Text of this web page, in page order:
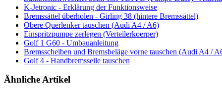
K-Jetronic - Erklärung der Funktionsweise
Bremssättel überholen - Girling 38 (hintere Bremssättel)
Obere Querlenker tauschen (Audi A4 / A6)
Einspritzpumpe zerlegen (Verteilerkoerper)
Golf 1 G60 - Umbauanleitung
Bremsscheiben und Bremsbeläge vorne tauschen (Audi A4 /
Golf 4 - Handbremsseile tauschen
Ähnliche Artikel